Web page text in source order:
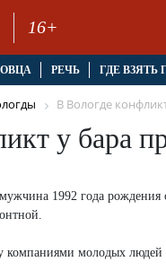
16+
РЕЧЬ ГДЕ ВЗЯТЬ
В Вологде
у бара
1992 года
молодых людей